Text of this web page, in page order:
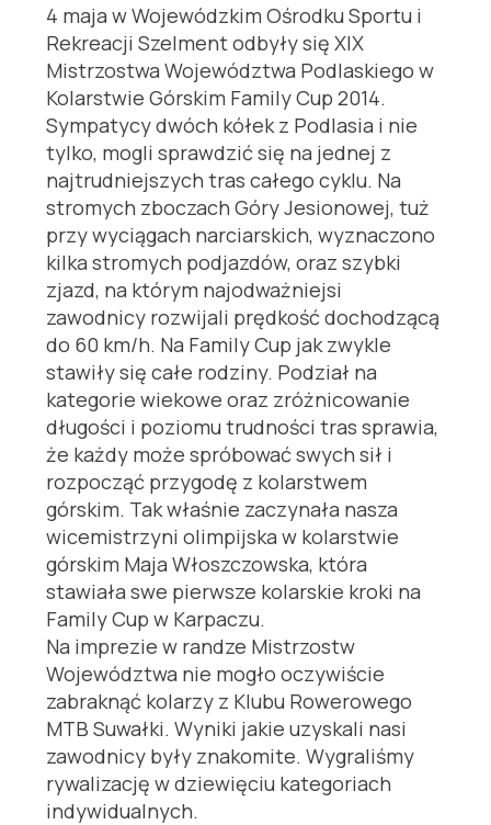
4 maja w Wojewódzkim Ośrodku Sportu i
Rekreacji Szelment odbyły się XIX
Mistrzostwa Województwa Podlaskiego w
Kolarstwie Górskim Family Cup 2014.
Sympatycy dwóch kółek z Podlasia i nie
tylko, mogli sprawdzić się na jednej z
najtrudniejszych tras całego cyklu. Na
stromych zboczach Góry Jesionowej, tuż
przy wyciągach narciarskich, wyznaczono
kilka stromych podjazdów, oraz szybki
zjazd, na którym najodważniejsi
zawodnicy rozwijali prędkość dochodzącą
do 60 km/h. Na Family Cup jak zwykle
stawiły się całe rodziny. Podział na
kategorie wiekowe oraz zróżnicowanie
długości i poziomu trudności tras sprawia,
że każdy może spróbować swych sił i
rozpocząć przygodę z kolarstwem
górskim. Tak właśnie zaczynała nasza
wicemistrzyni olimpijska w kolarstwie
górskim Maja Włoszczowska, która
stawiała swe pierwsze kolarskie kroki na
Family Cup w Karpaczu.
Na imprezie w randze Mistrzostw
Województwa nie mogło oczywiście
zabraknąć kolarzy z Klubu Rowerowego
MTB Suwałki. Wyniki jakie uzyskali nasi
zawodnicy były znakomite. Wygraliśmy
rywalizację w dziewięciu kategoriach
indywidualnych.